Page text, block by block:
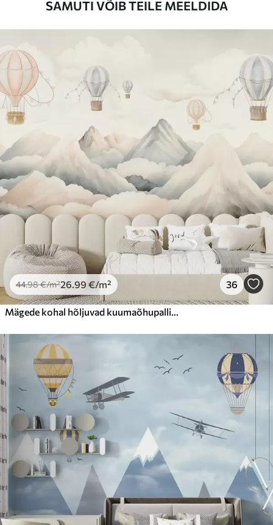
Saadaolevad materjalid
44.98
Premium
56.67
Premium vinüül
65 39 /m²
Peel and Stick
81.6749 .00 €/m²
SAMUTI VÕIB TEILE MEELDIDA
44.98€/m²26 .99 €/m² 36